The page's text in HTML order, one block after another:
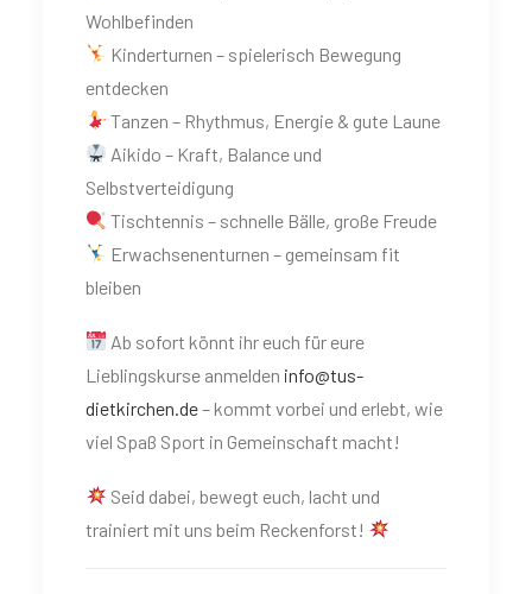
Wohlbefinden
Kinderturnen – spielerisch Bewegung
entdecken
Tanzen – Rhythmus, Energie & gute Laune
Aikido – Kraft, Balance und
Selbstverteidigung
Tischtennis – schnelle Bälle, große Freude
Erwachsenenturnen – gemeinsam fit
bleiben
Ab sofort könnt ihr euch für eure
Lieblingskurse anmelden info@tus-
dietkirchen.de– kommt vorbei und erlebt, wie
viel Spaß Sport in Gemeinschaft macht!
Seid dabei, bewegt euch, lacht und
trainiert mit uns beim Reckenforst!